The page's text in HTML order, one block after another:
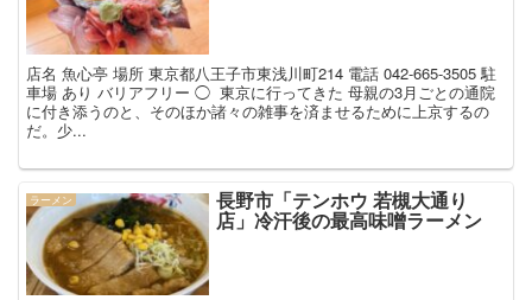
店名 魚心亭 場所 東京都八王子市東浅川町214 電話 042-665-3505 駐
車場 あり バリアフリー ◯ ⁡ 東京に行ってきた 母親の3月ごとの通院
に付き添うのと、そのほか諸々の雑事を済ませるために上京するの
だ。少...
ラーメン 長野市「テンホウ 若槻大通り
店」冷汗後の最高味噌ラーメン